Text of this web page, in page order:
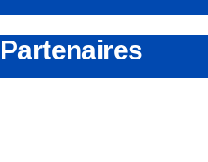
Partenaires